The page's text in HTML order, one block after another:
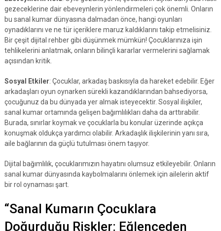
gezeceklerine dair ebeveynlerin yönlendirmeleri çok önemli. Onların
bu sanal kumar dünyasına dalmadan önce, hangi oyunları
oynadıklarını ve ne tür içeriklere maruz kaldıklarını takip etmelisiniz.
Bir çeşit dijital rehber gibi düşünmek mümkün! Çocuklarınıza işin
tehlikelerini anlatmak, onların bilinçli kararlar vermelerini sağlamak
açısından kritik.
Sosyal Etkiler: Çocuklar, arkadaş baskısıyla da hareket edebilir. Eğer
arkadaşları oyun oynarken sürekli kazandıklarından bahsediyorsa,
çocuğunuz da bu dünyada yer almak isteyecektir. Sosyal ilişkiler,
sanal kumar ortamında gelişen bağımlılıkları daha da arttırabilir.
Burada, sınırlar koymak ve çocuklarla bu konular üzerinde açıkça
konuşmak oldukça yardımcı olabilir. Arkadaşlık ilişkilerinin yanı sıra,
aile bağlarının da güçlü tutulması önem taşıyor.
Dijital bağımlılık, çocuklarımızın hayatını olumsuz etkileyebilir. Onların
sanal kumar dünyasında kaybolmalarını önlemek için ailelerin aktif
bir rol oynaması şart.
“Sanal Kumarın Çocuklara
Doğurduğu Riskler: Eğlenceden